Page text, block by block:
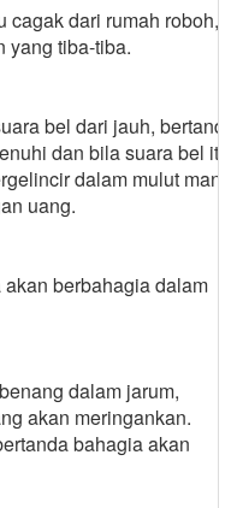
cagak dari rumah roboh,
yang tiba-tiba.
bel dari jauh, bertanda
dan bila suara bel itu
dalam mulut manis
uang.
berbahagia dalam
dalam jarum,
akan meringankan.
bahagia akan